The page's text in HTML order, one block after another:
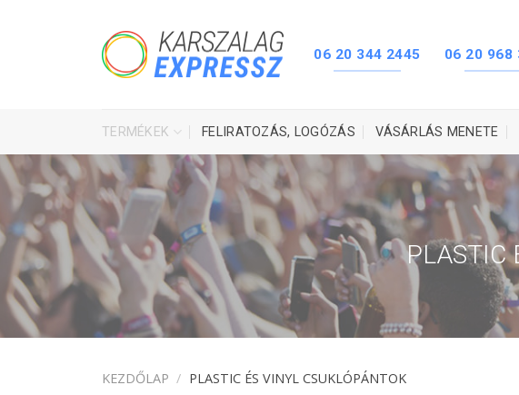
06 20 344 2445 06 20 968
TERMÉKEK FELIRATOZÁS, LOGÓZÁS VÁSÁRLÁS MENETE
PLASTIC
KEZDŐLAP / PLASTIC ÉS VINYL CSUKLÓPÁNTOK